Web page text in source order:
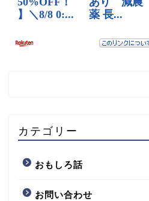
カテゴリー
おもしろ話
お問い合わせ